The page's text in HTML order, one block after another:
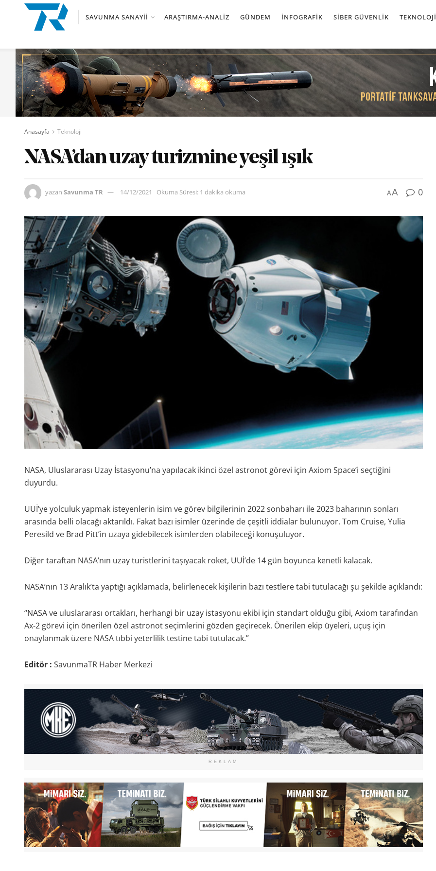
SAVUNMA SANAYII ARAŞTIRMA-ANALIZ GÜNDEM İNFOGRAFIK SIBER GÜVENLIK TEKNOLOJI
Anasayfa Teknoloji
NASA’dan uzay turizmine yeşil ışık
yazan Savunma TR 14/12/2021 Okuma Süresi: 1 dakika okuma AA 0
NASA, Uluslararası Uzay İstasyonu’na yapılacak ikinci özel astronot görevi için Axiom Space’i seçtiğini
duyurdu.
UUİ’ye yolculuk yapmak isteyenlerin isim ve görev bilgilerinin 2022 sonbaharı ile 2023 baharının sonları
arasında belli olacağı aktarıldı. Fakat bazı isimler üzerinde de çeşitli iddialar bulunuyor. Tom Cruise, Yulia
Peresild ve Brad Pitt’in uzaya gidebilecek isimlerden olabileceği konuşuluyor.
Diğer taraftan NASA’nın uzay turistlerini taşıyacak roket, UUİ’de 14 gün boyunca kenetli kalacak.
NASA’nın 13 Aralık’ta yaptığı açıklamada, belirlenecek kişilerin bazı testlere tabi tutulacağı şu şekilde açıklandı:
“NASA ve uluslararası ortakları, herhangi bir uzay istasyonu ekibi için standart olduğu gibi, Axiom tarafından
Ax-2 görevi için önerilen özel astronot seçimlerini gözden geçirecek. Önerilen ekip üyeleri, uçuş için
onaylanmak üzere NASA tıbbi yeterlilik testine tabi tutulacak.”
Editör : SavunmaTR Haber Merkezi
REKLAM